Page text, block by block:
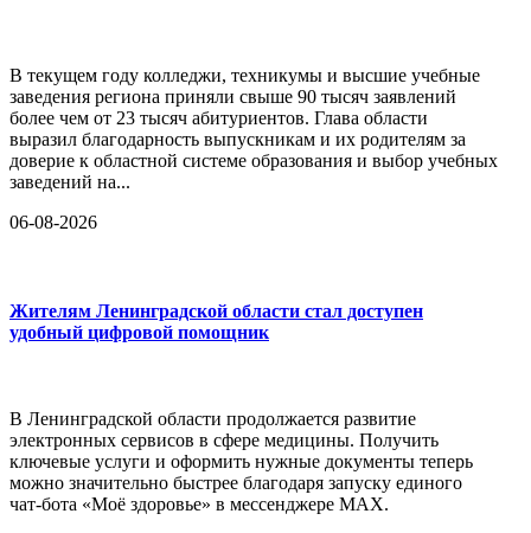
В текущем году колледжи, техникумы и высшие учебные
заведения региона приняли свыше 90 тысяч заявлений
более чем от 23 тысяч абитуриентов. Глава области
выразил благодарность выпускникам и их родителям за
доверие к областной системе образования и выбор учебных
заведений на...
06-08-2026
Жителям Ленинградской области стал доступен
удобный цифровой помощник
В Ленинградской области продолжается развитие
электронных сервисов в сфере медицины. Получить
ключевые услуги и оформить нужные документы теперь
можно значительно быстрее благодаря запуску единого
чат-бота «Моё здоровье» в мессенджере MAX.